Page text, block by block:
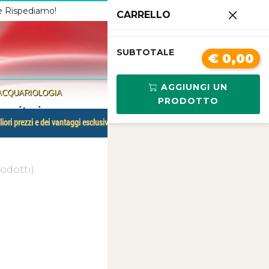
Rispediamo! Chiamaci 3341210267
prezzi e dei vantaggi esclusivi.
CARRELLO
SUBTOTALE € 0,00
AGGIUNGI UN
PRODOTTO